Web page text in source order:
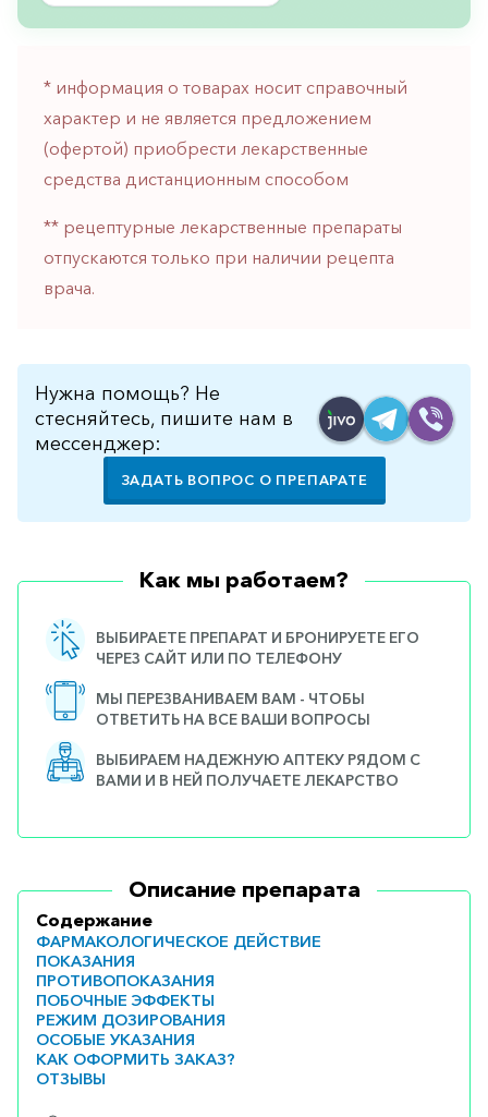
Урология
Ухо-
горло-
нос
Хирургия
Щитовидная
* информация о товарах носит справочный
характер и не является предложением
(офертой) приобрести лекарственные
средства дистанционным способом
** рецептурные лекарственные препараты
отпускаются только при наличии рецепта
врача.
Нужна помощь? Не
стесняйтесь, пишите нам в
мессенджер:
ЗАДАТЬ ВОПРОС О ПРЕПАРАТЕ
Как мы работаем?
ВЫБИРАЕТЕ ПРЕПАРАТ И БРОНИРУЕТЕ ЕГО
ЧЕРЕЗ САЙТ ИЛИ ПО ТЕЛЕФОНУ
МЫ ПЕРЕЗВАНИВАЕМ ВАМ - ЧТОБЫ
ОТВЕТИТЬ НА ВСЕ ВАШИ ВОПРОСЫ
ВЫБИРАЕМ НАДЕЖНУЮ АПТЕКУ РЯДОМ С
ВАМИ И В НЕЙ ПОЛУЧАЕТЕ ЛЕКАРСТВО
Описание препарата
Содержание
ФАРМАКОЛОГИЧЕСКОЕ ДЕЙСТВИЕ
ПОКАЗАНИЯ
ПРОТИВОПОКАЗАНИЯ
ПОБОЧНЫЕ ЭФФЕКТЫ
РЕЖИМ ДОЗИРОВАНИЯ
ОСОБЫЕ УКАЗАНИЯ
КАК ОФОРМИТЬ ЗАКАЗ?
ОТЗЫВЫ